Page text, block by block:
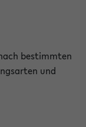
bestimmten
und